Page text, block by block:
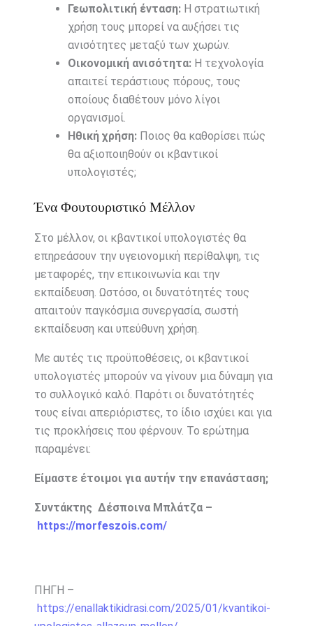
Γεωπολιτική ένταση:Η στρατιωτική
χρήση τους μπορεί να αυξήσει τις
ανισότητες μεταξύ των χωρών.
Οικονομική ανισότητα:Η τεχνολογία
απαιτεί τεράστιους πόρους, τους
οποίους διαθέτουν μόνο λίγοι
οργανισμοί.
Ηθική χρήση:Ποιος θα καθορίσει πώς
θα αξιοποιηθούν οι κβαντικοί
υπολογιστές;
Ένα Φουτουριστικό Μέλλον
Στο μέλλον, οι κβαντικοί υπολογιστές θα
επηρεάσουν την υγειονομική περίθαλψη, τις
μεταφορές, την επικοινωνία και την
εκπαίδευση. Ωστόσο, οι δυνατότητές τους
απαιτούν παγκόσμια συνεργασία, σωστή
εκπαίδευση και υπεύθυνη χρήση.
Με αυτές τις προϋποθέσεις, οι κβαντικοί
υπολογιστές μπορούν να γίνουν μια δύναμη για
το συλλογικό καλό. Παρότι οι δυνατότητές
τους είναι απεριόριστες, το ίδιο ισχύει και για
τις προκλήσεις που φέρνουν. Το ερώτημα
παραμένει:
Είμαστε έτοιμοι για αυτήν την επανάσταση;
Συντάκτης Δέσποινα Μπλάτζα –
https://morfeszois.com/
ΠΗΓΗ –
https://enallaktikidrasi.com/2025/01/kvantikoi-